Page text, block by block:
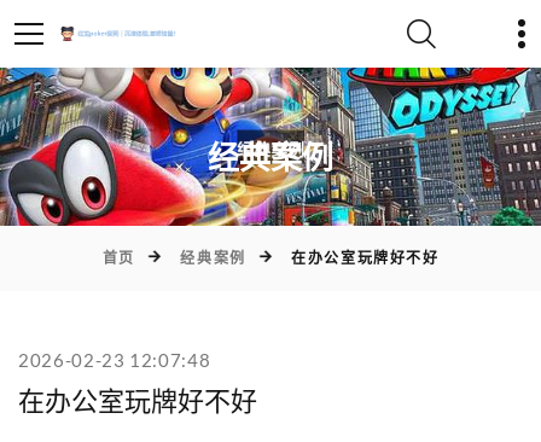
)
经典案例
首页 经典案例 在办公室玩牌好不好
2026-02-23 12:07:48
在办公室玩牌好不好